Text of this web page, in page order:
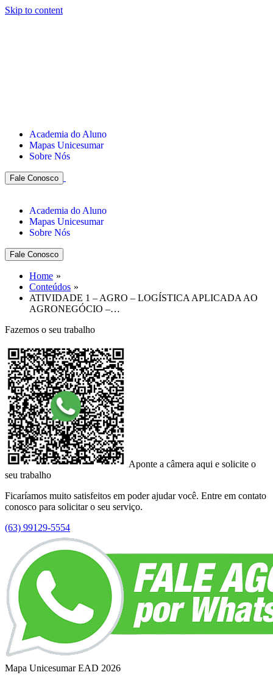
Skip to content
Academia do Aluno
Mapas Unicesumar
Sobre Nós
Fale Conosco
Academia do Aluno
Mapas Unicesumar
Sobre Nós
Fale Conosco
Home
Conteúdos
ATIVIDADE 1 – AGRO – LOGÍSTICA APLICADA AO
AGRONEGÓCIO –…
Fazemos o seu trabalho
Aponte a câmera aqui e solicite o
seu trabalho
Ficaríamos muito satisfeitos em poder ajudar você. Entre em contato
conosco para solicitar o seu serviço.
(63) 99129-5554
Mapa Unicesumar EAD 2026